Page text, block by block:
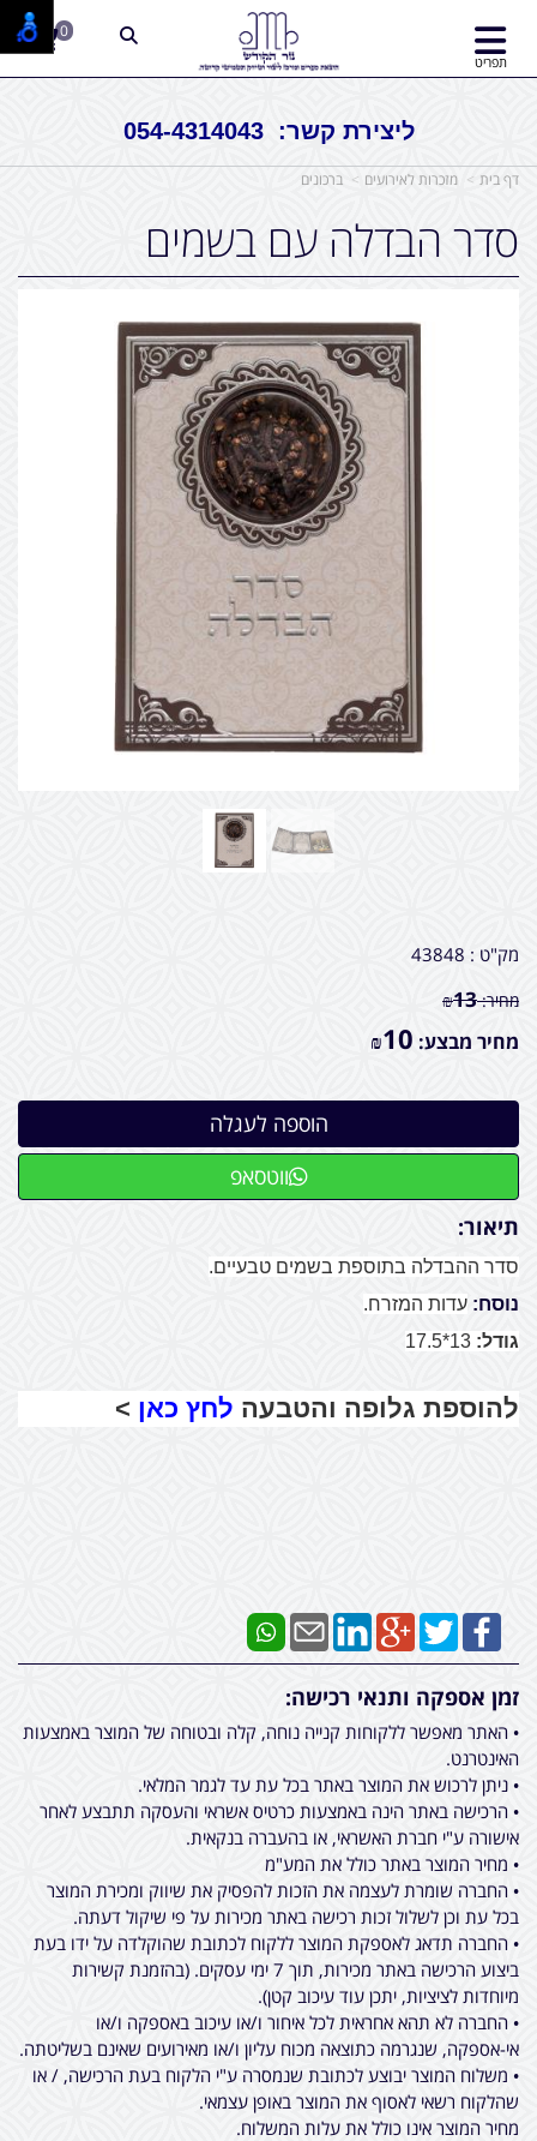
ליצירת קשר: 054-4314043
תפריט
0
דף בית מזכרות לאירועים ברכונים
סדר הבדלה עם בשמים
מק"ט : 43848
מחיר: ₪13
מחיר מבצע: ₪10
ווטסאפ
תיאור:
סדר ההבדלה בתוספת בשמים טבעיים.
נוסח: עדות המזרח.
גודל: 13*17.5
להוספת גלופה והטבעה לחץ כאן >
זמן אספקה ותנאי רכישה:
• האתר מאפשר ללקוחות קנייה נוחה, קלה ובטוחה של המוצר באמצעות
האינטרנט.
• ניתן לרכוש את המוצר באתר בכל עת עד לגמר המלאי.
• הרכישה באתר הינה באמצעות כרטיס אשראי והעסקה תתבצע לאחר
אישורה ע"י חברת האשראי, או בהעברה בנקאית.
• מחיר המוצר באתר כולל את המע"מ
• החברה שומרת לעצמה את הזכות להפסיק את שיווק ומכירת המוצר
בכל עת וכן לשלול זכות רכישה באתר מכירות על פי שיקול דעתה.
• החברה תדאג לאספקת המוצר ללקוח לכתובת שהוקלדה על ידו בעת
ביצוע הרכישה באתר מכירות, תוך 7 ימי עסקים. (בהזמנת קשירות
מיוחדות לציציות, יתכן עוד עיכוב קטן).
• החברה לא תהא אחראית לכל איחור ו/או עיכוב באספקה ו/או
אי-אספקה, שנגרמה כתוצאה מכוח עליון ו/או מאירועים שאינם בשליטתה.
• משלוח המוצר יבוצע לכתובת שנמסרה ע"י הלקוח בעת הרכישה, / או
שהלקוח רשאי לאסוף את המוצר באופן עצמאי.
מחיר המוצר אינו כולל את עלות המשלוח.